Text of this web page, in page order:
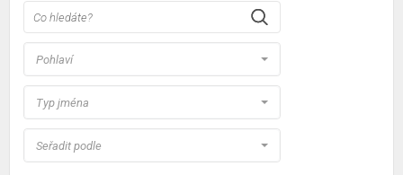
Pohlaví
Typ jména
Seřadit podle